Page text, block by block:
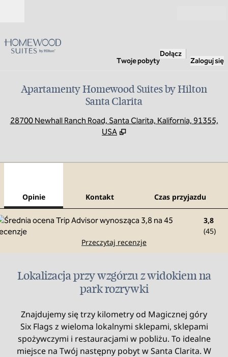
Twoje pobyty
Dołącz
Zaloguj się
Apartamenty Homewood Suites by Hilton
Santa Clarita
28700 Newhall Ranch Road, Santa Clarita, Kalifornia, 91355,
USA
Opinie Kontakt Czas przyjazdu
3,8
(45)
Przeczytaj recenzje
Lokalizacja przy wzgórzu z widokiem na
park rozrywki
Znajdujemy się trzy kilometry od Magicznej góry
Six Flags z wieloma lokalnymi sklepami, sklepami
spożywczymi i restauracjami w pobliżu. To idealne
miejsce na Twój następny pobyt w Santa Clarita. W